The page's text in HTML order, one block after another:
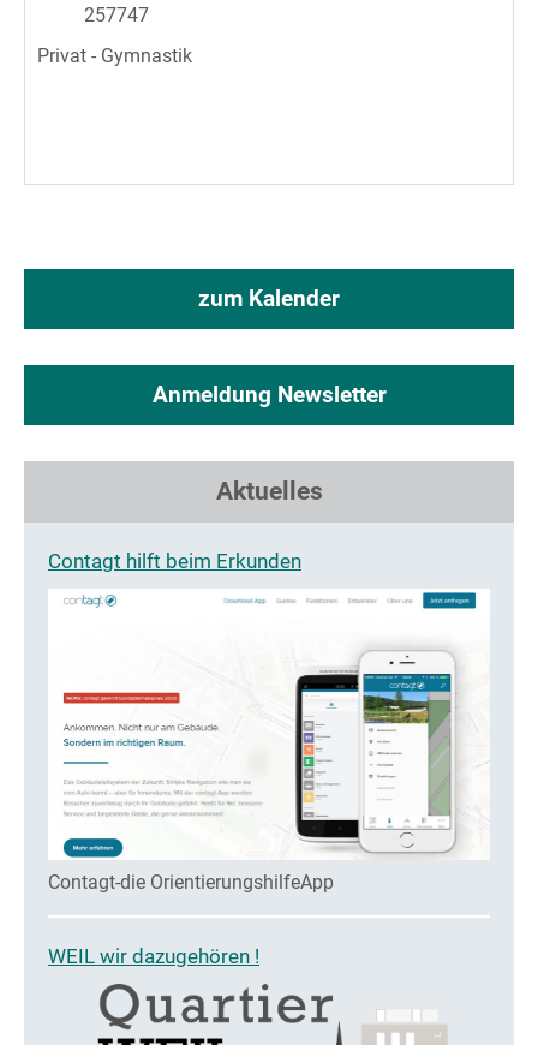
257747
Privat - Gymnastik
zum Kalender
Anmeldung Newsletter
Aktuelles
Contagt hilft beim Erkunden
Contagt-die OrientierungshilfeApp
WEIL wir dazugehören !